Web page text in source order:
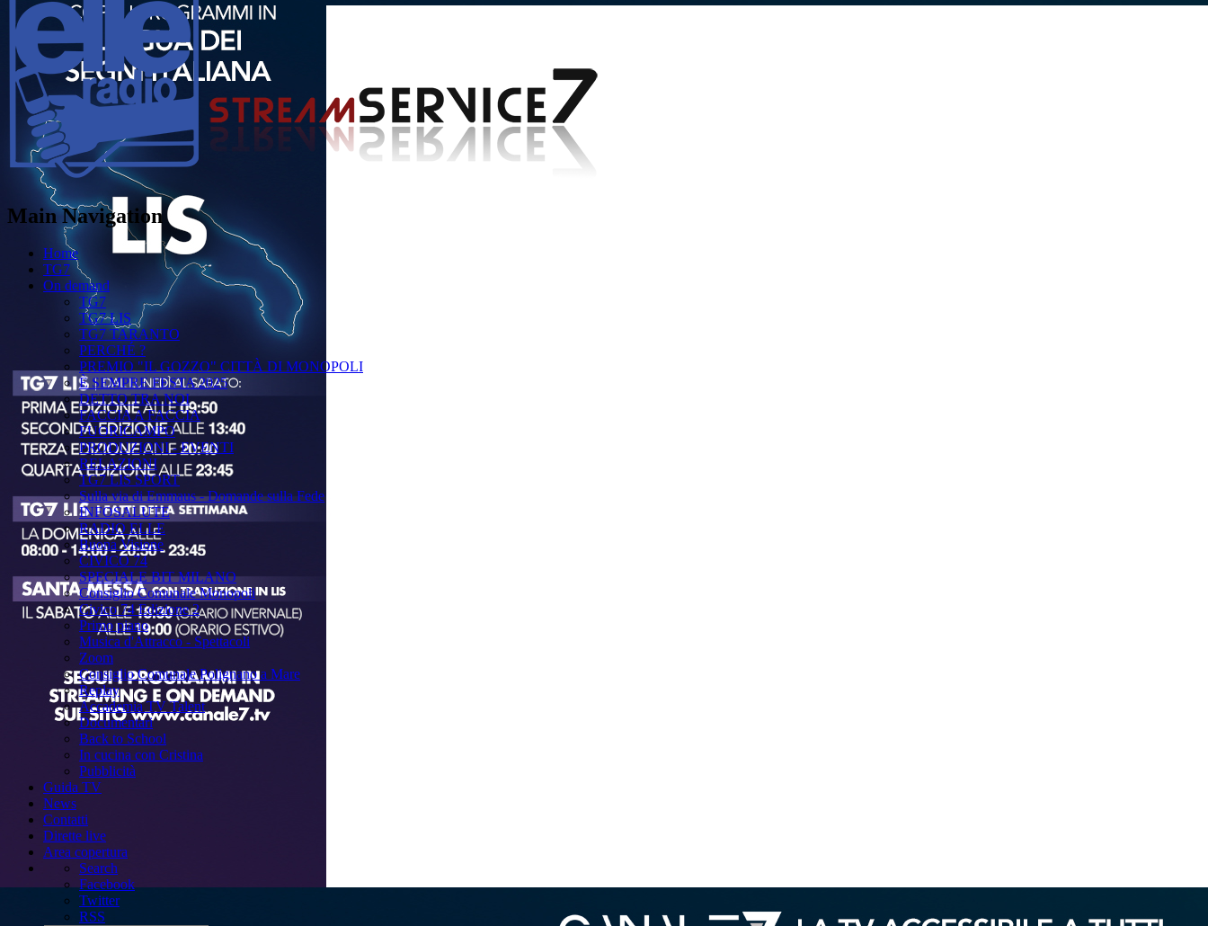
Main Navigation
Home
TG7
On demand
TG7
TG7 LIS
TG7 TARANTO
PERCHÉ ?
PREMIO "IL GOZZO" CITTÀ DI MONOPOLI
È SEMPRE FESTA 2025
DETTO TRA NOI
FACCIA A FACCIA
FUORICAMPO
PRODUZIONI - EVENTI
RELAZIONI
TG7 LIS SPORT
Sulla via di Emmaus - Domande sulla Fede
INFOSALUTE
RADIO ELLE
Buona Visione
CIVICO 74
SPECIALE BIT MILANO
Consiglio Comunale Monopoli
Civico 74 Edizione 2
Primo piano
Musica d'Attracco - Spettacoli
Zoom
Consiglio Comunale Polignano a Mare
Replay
Accademia TV Talent
Documentari
Back to School
In cucina con Cristina
Pubblicità
Guida TV
News
Contatti
Dirette live
Area copertura
Search
Facebook
Twitter
RSS